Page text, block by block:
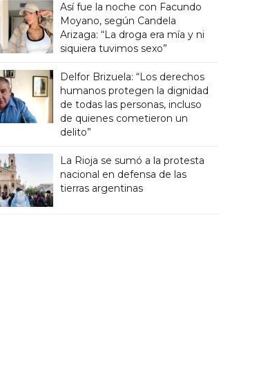
Así fue la noche con Facundo
Moyano, según Candela
Arizaga: “La droga era mía y ni
siquiera tuvimos sexo”
Delfor Brizuela: “Los derechos
humanos protegen la dignidad
de todas las personas, incluso
de quienes cometieron un
delito”
La Rioja se sumó a la protesta
nacional en defensa de las
tierras argentinas